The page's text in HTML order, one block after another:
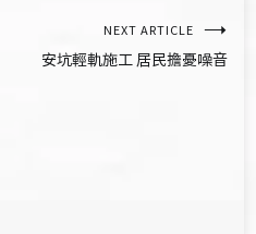
NEXT ARTICLE
安坑輕軌施工 居民擔憂噪音